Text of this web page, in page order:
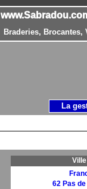
Braderies, Brocantes,
Ville
62 Pas
La